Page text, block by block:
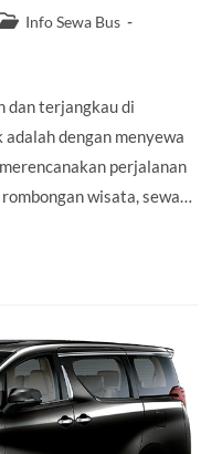
Info Sewa Bus
dan terjangkau di
dengan menyewa
perjalanan
wisata, sewa…